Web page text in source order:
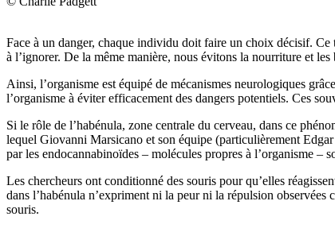
Face à un danger, chaque individu doit faire un choix décisif. Ce
à l’ignorer. De la même manière, nous évitons la nourriture et
Ainsi, l’organisme est équipé de mécanismes neurologiques
l’organisme à éviter efficacement des dangers potentiels. Ces
Si le rôle de l’habénula, zone centrale du cerveau, dans ce
lequel Giovanni Marsicano et son équipe (particulièrement
par les endocannabinoïdes – molécules propres à l’organisme
Les chercheurs ont conditionné des souris pour qu’elles
dans l’habénula n’expriment ni la peur ni la répulsion
souris.